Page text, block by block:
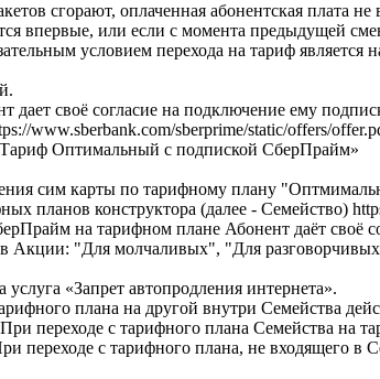
сгорают, оплаченная абонентская плата не
впервые, или если с момента предыдущей
условием перехода на тариф
своё согласие на подключение ему
www.sberbank.com/sberprime/static/offers/
Оптимальный с подпиской СберПрайм»
сим карты по тарифному плану
планов конструктора (далее - Семейство)
на тарифном плане Абонент даёт своё
Акции: "Для молчаливых", "Для
«Запрет автопродления интернета».
плана на другой внутри Семейства
переходе с тарифного плана Семейства на
переходе с тарифного плана, не входящего